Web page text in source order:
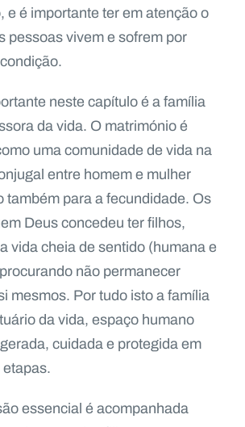
e é importante ter em atenção o
pessoas vivem e sofrem por
neste capítulo é a família
da vida. O matrimónio é
uma comunidade de vida na
entre homem e mulher
também para a fecundidade. Os
Deus concedeu ter filhos,
vida cheia de sentido (humana e
não permanecer
mesmos. Por tudo isto a família
da vida, espaço humano
cuidada e protegida em
essencial é acompanhada